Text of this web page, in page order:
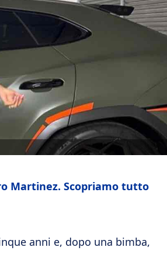
Martinez. Scopriamo tutto
anni e, dopo una bimba,